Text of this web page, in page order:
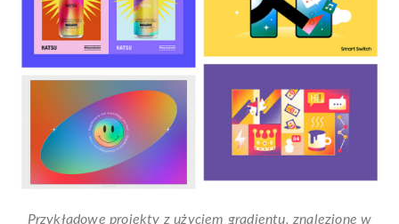
Przykładowe projekty z użyciem gradientu, znalezione w